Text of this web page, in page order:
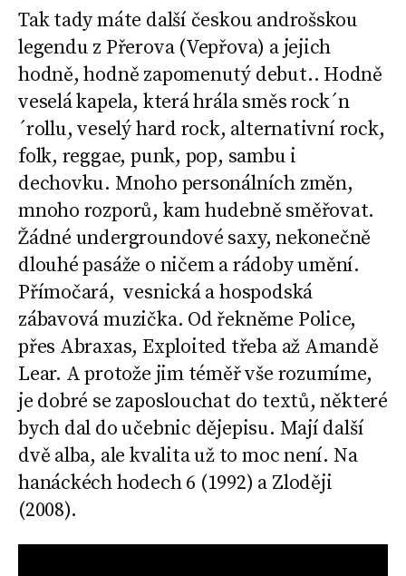
Tak tady máte další českou androšskou
legendu z Přerova (Vepřova) a jejich
hodně, hodně zapomenutý debut.. Hodně
veselá kapela, která hrála směs rock´n
´rollu, veselý hard rock, alternativní rock,
folk, reggae, punk, pop, sambu i
dechovku. Mnoho personálních změn,
mnoho rozporů, kam hudebně směřovat.
Žádné undergroundové saxy, nekonečně
dlouhé pasáže o ničem a rádoby umění.
Přímočará, vesnická a hospodská
zábavová muzička. Od řekněme Police,
přes Abraxas, Exploited třeba až Amandě
Lear. A protože jim téměř vše rozumíme,
je dobré se zaposlouchat do textů, některé
bych dal do učebnic dějepisu. Mají další
dvě alba, ale kvalita už to moc není. Na
hanáckéch hodech 6 (1992) a Zloději
(2008).